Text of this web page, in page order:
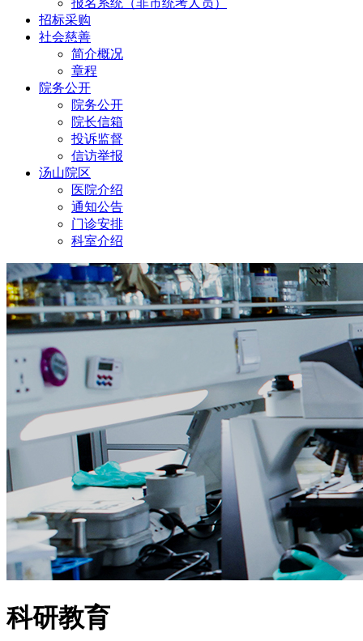
招标采购
社会慈善
简介概况
章程
院务公开
院务公开
院长信箱
投诉监督
信访举报
汤山院区
医院介绍
通知公告
门诊安排
科室介绍
科研教育